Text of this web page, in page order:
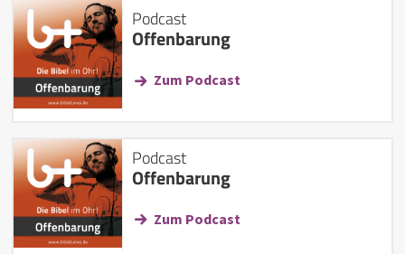
Podcast
Offenbarung
Zum Podcast
Podcast
Offenbarung
Zum Podcast